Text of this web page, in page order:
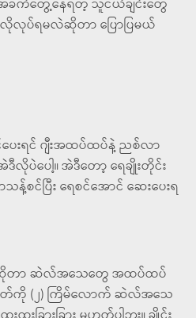
အခက်တွေ့နေရတဲ့ သူငယ်ချင်းတွေ
လုပ်ရမလဲဆိုတာ ပြောပြမယ်
ေးရင် ဂျီးအထပ်ထပ်နဲ့ ညစ်လာ
ပဲပေါ့။ အဲဒီတော့ ရေချိုးတိုင်း
န့်စင်ပြီး ရေစင်အောင် ဆေးပေးရ
ဆိုတာ ဆဲလ်အသေတွေ အထပ်ထပ်
ပတ်ကို (၂) ကြိမ်လောက် ဆဲလ်အသေ